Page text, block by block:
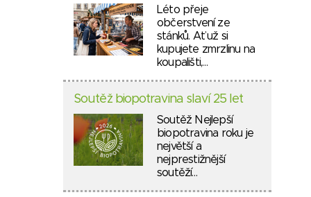
Léto přeje
občerstvení ze
stánků. Ať už si
kupujete zmrzlinu na
koupališti,…
Soutěž biopotravina slaví 25 let
Soutěž Nejlepší
biopotravina roku je
největší a
nejprestižnější
soutěží…